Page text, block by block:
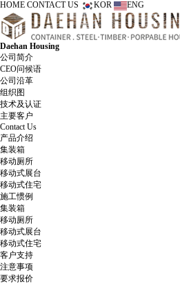
HOME CONTACT US KOR ENG
Daehan Housing
公司简介
CEO问候语
公司沿革
组织图
技术及认证
主要客户
Contact Us
产品介绍
集装箱
移动厕所
移动式展台
移动式住宅
施工惯例
集装箱
移动厕所
移动式展台
移动式住宅
客户支持
注意事项
要求报价